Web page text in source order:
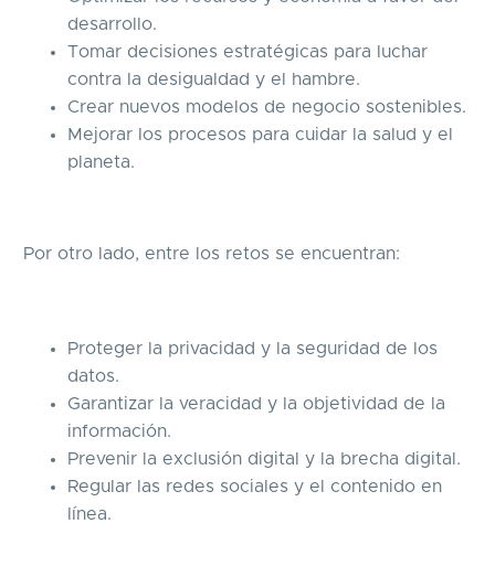
desarrollo.
Tomar decisiones estratégicas para luchar
contra la desigualdad y el hambre.
Crear nuevos modelos de negocio sostenibles.
Mejorar los procesos para cuidar la salud y el
planeta.
Por otro lado, entre los retos se encuentran:
Proteger la privacidad y la seguridad de los
datos.
Garantizar la veracidad y la objetividad de la
información.
Prevenir la exclusión digital y la brecha digital.
Regular las redes sociales y el contenido en
línea.